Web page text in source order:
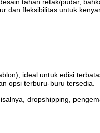
dan fleksibilitas untuk
ideal untuk edisi
opsi terburu-buru tersedia.
dropshipping,